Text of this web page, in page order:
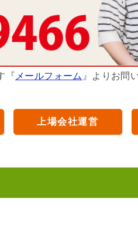
『 メールフォーム 』よりお問
上場会社運営